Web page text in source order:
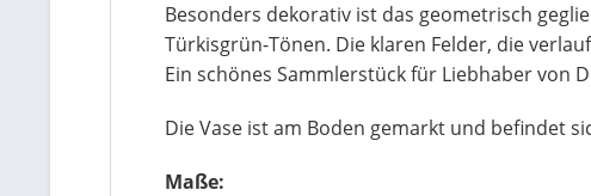
Besonders dekorativ ist das geometrisch
Türkisgrün-Tönen. Die klaren Felder, die
Ein schönes Sammlerstück für Liebhaber von
Die Vase ist am Boden gemarkt und befindet
Maße: